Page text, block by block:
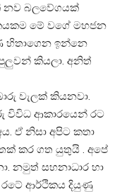
නව බලවේගයක්
මේ වගේ මහජන
හිතාගෙන ඉන්නෙ
කියලා. අනිත්
වැලක් කියනවා.
විවිධ ආකාරයෙන් රට
ඒ නිසා අපිට කතා
කර ගත යුතුයි . අපේ
නමුත් සහනාධාර හා
ආර්ථිකය දියුණු